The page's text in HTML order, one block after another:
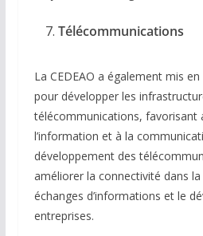
Télécommunications
La CEDEAO a également mis
pour développer les
télécommunications, favorisant
l’information et à la
développement des
améliorer la connectivité dans
échanges d’informations et le
entreprises.